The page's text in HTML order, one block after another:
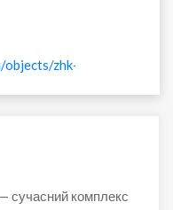
zhk-art-house
сучасний комплекс